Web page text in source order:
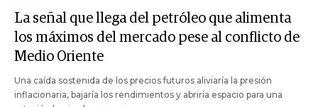
La señal que llega del petróleo que alimenta
los máximos del mercado pese al conflicto de
Medio Oriente
Una caída sostenida de los precios futuros aliviaría la presión
inflacionaria, bajaría los rendimientos y abriría espacio para una